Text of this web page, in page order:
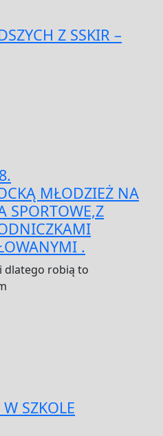
Z SSKIR –
MŁODZIEŻ NA
SPORTOWE,Z
.
dlatego robią to
SZKOLE